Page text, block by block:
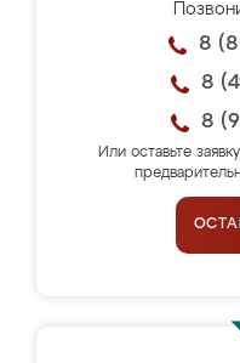
8
8
8
Или оставьте